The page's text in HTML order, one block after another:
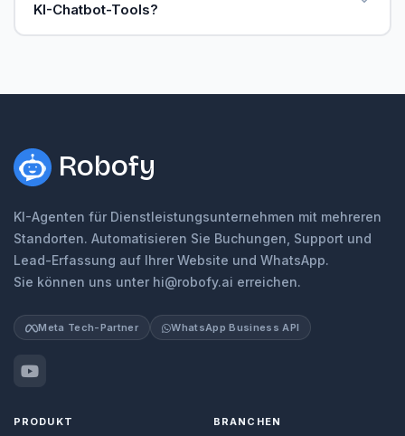
KI-Chatbot-Tools?
Robofy
KI-Agenten für Dienstleistungsunternehmen mit mehreren
Standorten. Automatisieren Sie Buchungen, Support und
Lead-Erfassung auf Ihrer Website und WhatsApp.
Sie können uns unter hi@robofy.ai erreichen.
Meta Tech-Partner WhatsApp Business API
PRODUKT BRANCHEN